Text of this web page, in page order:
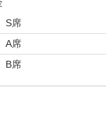
S席
A席
B席